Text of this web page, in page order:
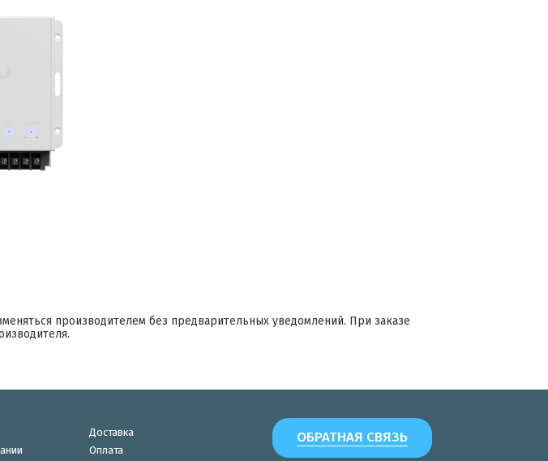
производителем без предварительных уведомлений. При заказе
Доставка
Оплата
ОБРАТНАЯ СВЯЗЬ